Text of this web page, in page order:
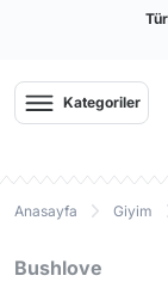
Kategoriler
Anasayfa Giyim
Bushlove